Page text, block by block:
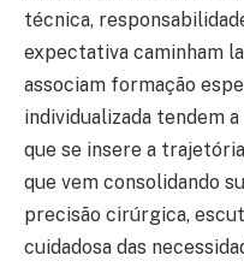
técnica,
expectativa caminham
associam formação
individualizada tendem
que se insere a
que vem consolidando
precisão cirúrgica,
cuidadosa das